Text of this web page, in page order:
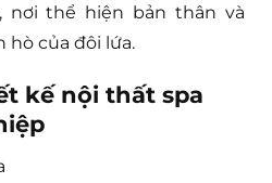
nơi thể hiện bản thân và
hò của đôi lứa.
kế nội thất spa